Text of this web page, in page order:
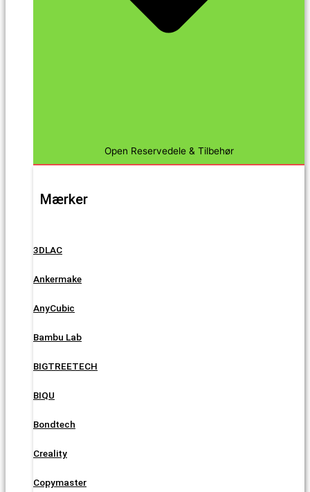
Open Reservedele & Tilbehør
Mærker
3DLAC
Ankermake
AnyCubic
Bambu Lab
BIGTREETECH
BIQU
Bondtech
Creality
Copymaster